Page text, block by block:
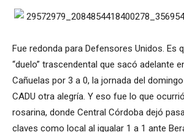
Fue redonda para Defensores Unidos. Es
“duelo” trascendental que sacó adelante
Cañuelas por 3 a 0, la jornada del
CADU otra alegría. Y eso fue lo que
rosarina, donde Central Córdoba dejó
claves como local al igualar 1 a 1 ante